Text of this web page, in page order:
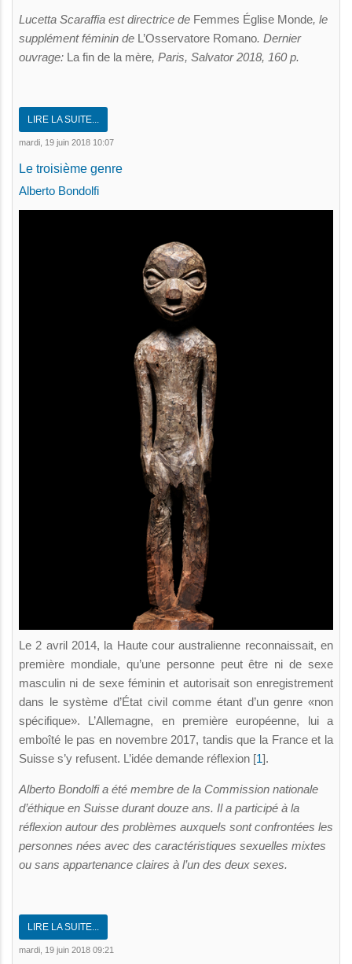
Lucetta Scaraffia est directrice de Femmes Église Monde, le
supplément féminin de L’Osservatore Romano. Dernier
ouvrage: La fin de la mère, Paris, Salvator 2018, 160 p.
LIRE LA SUITE...
mardi, 19 juin 2018 10:07
Le troisième genre
Alberto Bondolfi
Le 2 avril 2014, la Haute cour australienne reconnaissait, en
première mondiale, qu’une personne peut être ni de sexe
masculin ni de sexe féminin et autorisait son enregistrement
dans le système d’État civil comme étant d’un genre «non
spécifique». L’Allemagne, en première européenne, lui a
emboîté le pas en novembre 2017, tandis que la France et la
Suisse s’y refusent. L’idée demande réflexion [1].
Alberto Bondolfi a été membre de la Commission nationale
d’éthique en Suisse durant douze ans. Il a participé à la
réflexion autour des problèmes auxquels sont confrontées les
personnes nées avec des caractéristiques sexuelles mixtes
ou sans appartenance claires à l’un des deux sexes.
LIRE LA SUITE...
mardi, 19 juin 2018 09:21